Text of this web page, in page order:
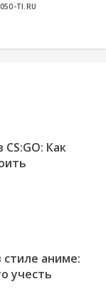
TI.RU
Как
стиле аниме:
учесть